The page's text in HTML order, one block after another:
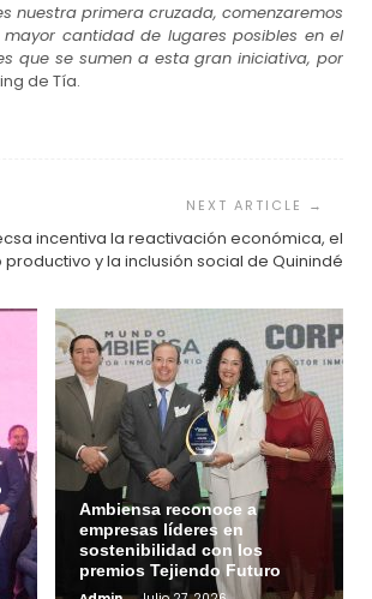
nuestra primera cruzada, comenzaremos
cantidad de lugares posibles en el
que se sumen a esta gran iniciativa, por
de Tía.
incentiva la reactivación económica, el
y la inclusión social de Quinindé
Ambiensa reconoce a
empresas líderes en
sostenibilidad con los
premios Tejiendo Futuro